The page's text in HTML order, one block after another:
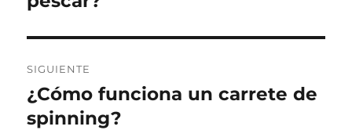
SIGUIENTE
Entrada
siguiente:
¿Cómo funciona un carrete de
spinning?